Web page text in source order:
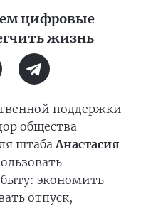
цифровые
жизнь
поддержки
общества
штаба Анастасия
экономить
отпуск,